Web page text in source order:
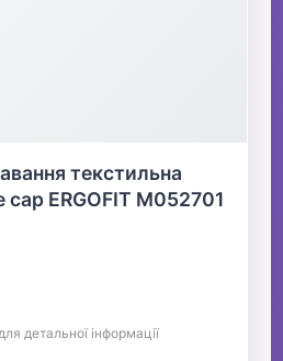
текстильна
ERGOFIT M052701
детальної інформації